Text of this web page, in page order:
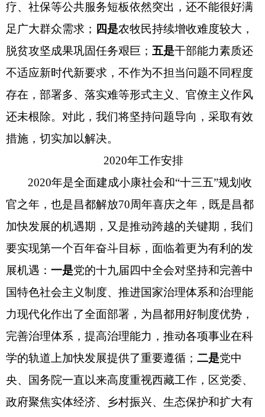
疗、社保等公共服务短板依然突出，还不能很好满
足广大群众需求； 四是农牧民持续增收难度较大，
脱贫攻坚成果巩固任务艰巨； 五是干部能力素质还
不适应新时代新要求，不作为不担当问题不同程度
存在，部署多、落实难等形式主义、官僚主义作风
还未根除。对此，我们将坚持问题导向，采取有效
措施，切实加以解决。
2020年工作安排
2020年是全面建成小康社会和“十三五”规划收
官之年，也是昌都解放70周年喜庆之年，既是昌都
加快发展的机遇期，又是推动跨越的关键期，我们
要实现第一个百年奋斗目标，面临着更为有利的发
展机遇： 一是党的十九届四中全会对坚持和完善中
国特色社会主义制度、推进国家治理体系和治理能
力现代化作出了全面部署，为昌都用好制度优势，
完善治理体系，提高治理能力，推动各项事业在科
学的轨道上加快发展提供了重要遵循； 二是党中
央、国务院一直以来高度重视西藏工作，区党委、
政府聚焦实体经济、乡村振兴、生态保护和扩大有